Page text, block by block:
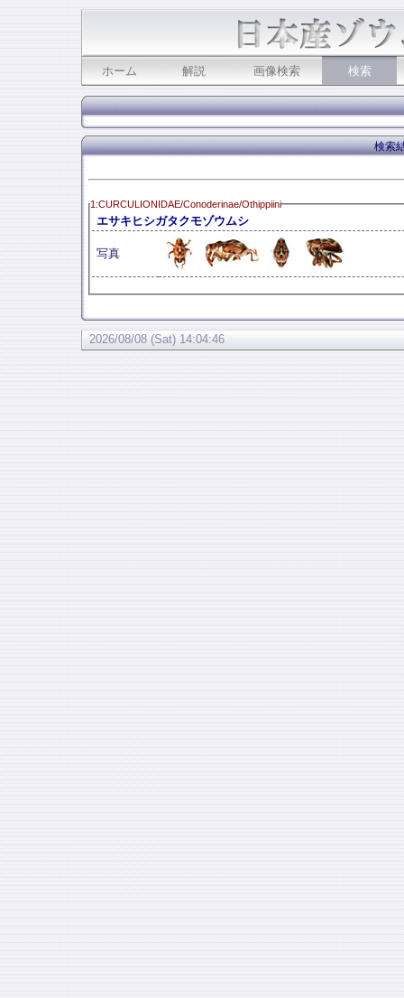
ホーム 解説 画像検索 検索
検索
1:CURCULIONIDAE/Conoderinae/Othippiini
エサキヒシガタクモゾウムシ
写真
2026/08/08 (Sat) 14:04:46